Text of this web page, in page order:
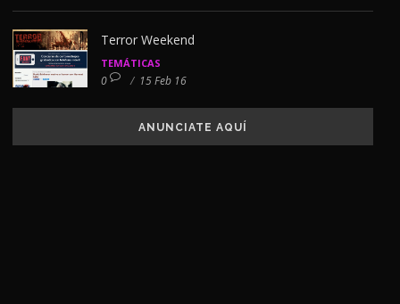
Terror Weekend
TEMÁTICAS
0 / 15 Feb 16
ANUNCIATE AQUÍ